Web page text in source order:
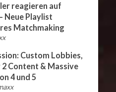
reagieren auf
Neue Playlist
Matchmaking
Custom Lobbies,
Content & Massive
4 und 5